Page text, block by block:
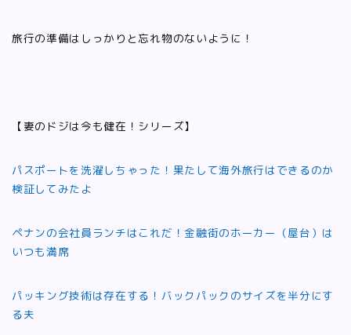
旅行の準備はしっかりと忘れ物のないように！
【妻のドジは今も健在！シリーズ】
パスポートを洗濯しちゃった！果たして海外旅行はできるのか
検証してみたよ
ペナンの会社員ランチはこれだ！金融街のホーカー（屋台）は
いつも満席
パッキング技術は存在する！バックパックのサイズを半分にす
る夫